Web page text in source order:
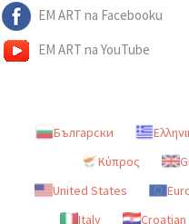
EM ART na Facebooku
EM ART na YouTube
Български
Κύπρος
United States
Italy
Croatian